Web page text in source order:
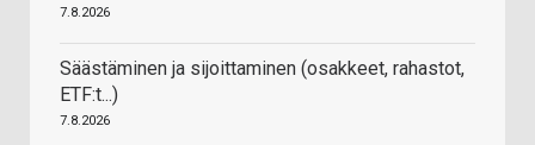
7.8.2026
Säästäminen ja sijoittaminen (osakkeet, rahastot,
ETF:t...)
7.8.2026